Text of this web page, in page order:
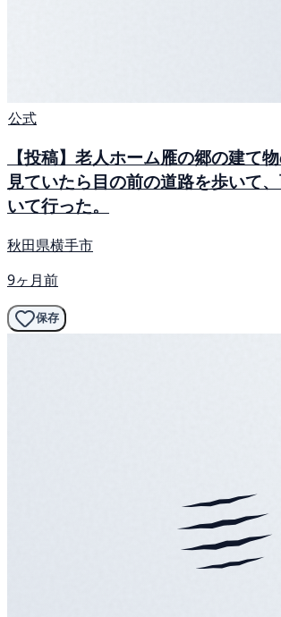
公式
【投稿】老人ホーム雁の郷の建て
見ていたら目の前の道路を歩いて
いて行った。
秋田県横手市
9ヶ月前
保存